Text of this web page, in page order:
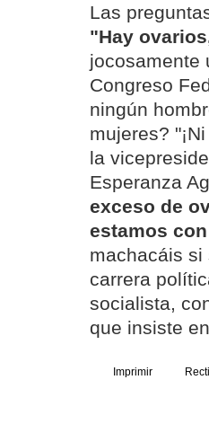
Las
"Hay
jocosamente
Congreso
ningún
mujeres?
la
Esperanza
exceso de
estamos
machacáis si
carrera
socialista,
que insiste
Imprimir